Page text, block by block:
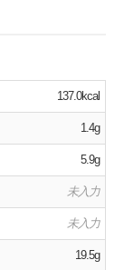
137.0kcal
1.4g
5.9g
未入力
未入力
19.5g